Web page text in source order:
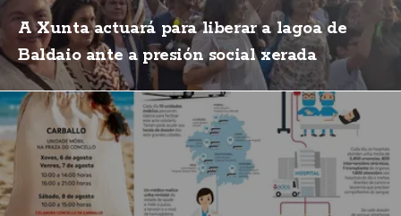
A Xunta actuará para liberar a lagoa de
Baldaio ante a presión social xerada